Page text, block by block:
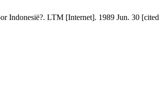
Indonesië?. LTM [Internet]. 1989 Jun. 30